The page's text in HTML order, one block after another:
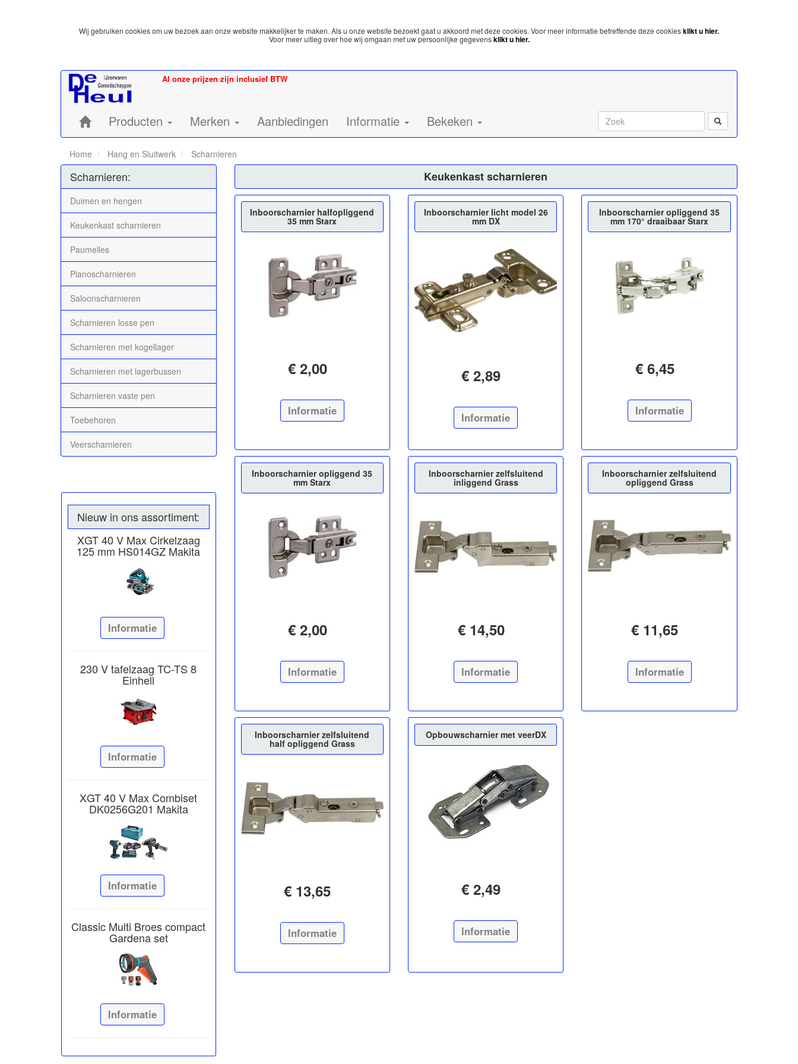
Wij gebruiken cookies om uw bezoek aan onze website makkelijker te maken. Als u onze website bezoekt gaat u akkoord met deze cookies. Voor meer informatie betreffende deze cookiesklikt u hier.
Voor meer uitleg over hoe wij omgaan met uw persoonlijke gegevensklikt u hier.
Al onze prijzen zijn inclusief BTW
Home:Producten Merken Aanbiedingen Informatie Bekeken
Home Hang en Sluitwerk Scharnieren
Scharnieren:
Duimen en hengen
Keukenkast scharnieren
Paumelles
Pianoscharnieren
Saloonscharnieren
Scharnieren losse pen
Scharnieren met kogellager
Scharnieren met lagerbussen
Scharnieren vaste pen
Toebehoren
Veerscharnieren
Nieuw in ons assortiment:
XGT 40 V Max Cirkelzaag
125 mm HS014GZ Makita
Informatie
230 V tafelzaag TC-TS 8
Einhell
Informatie
XGT 40 V Max Combiset
DK0256G201 Makita
Informatie
Classic Multi Broes compact
Gardena set
Informatie
Keukenkast scharnieren
Inboorscharnier halfopliggend
35 mm Starx
€ 2,00
Informatie
Inboorscharnier licht model 26
mm DX
€ 2,89
Informatie
Inboorscharnier opliggend 35
mm 170° draaibaar Starx
€ 6,45
Informatie
Inboorscharnier opliggend 35
mm Starx
€ 2,00
Informatie
Inboorscharnier zelfsluitend
inliggend Grass
€ 14,50
Informatie
Inboorscharnier zelfsluitend
opliggend Grass
€ 11,65
Informatie
Inboorscharnier zelfsluitend
half opliggend Grass
€ 13,65
Informatie
Opbouwscharnier met veerDX
€ 2,49
Informatie